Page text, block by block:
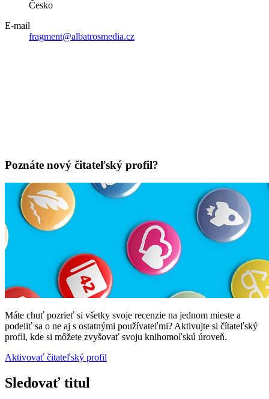
Česko
E-mail
fragment@albatrosmedia.cz
Poznáte nový čitateľský profil?
Máte chuť pozrieť si všetky svoje recenzie na jednom mieste a
podeliť sa o ne aj s ostatnými používateľmi? Aktivujte si čítateľský
profil, kde si môžete zvyšovať svoju knihomoľskú úroveň.
Aktivovať čitateľský profil
Sledovať titul